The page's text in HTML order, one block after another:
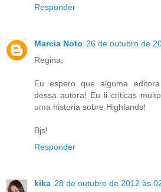
Responder
Marcia Noto 26 de outubro de
Regina,
Eu espero que alguma
dessa autora! Eu li criticas
uma historia sobre Highlands!
Bjs!
Responder
kika 28 de outubro de 2012 às